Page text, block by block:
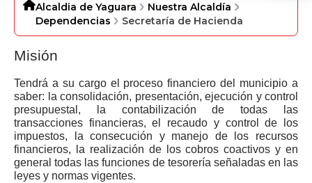
Alcaldia de Yaguara
Nuestra Alcaldía
Dependencias
Secretaría de Hacienda
Misión
Tendrá a su cargo el proceso financiero del municipio a
saber: la consolidación, presentación, ejecución y control
presupuestal, la contabilización de todas las
transacciones financieras, el recaudo y control de los
impuestos, la consecución y manejo de los recursos
financieros, la realización de los cobros coactivos y en
general todas las funciones de tesorería señaladas en las
leyes y normas vigentes.